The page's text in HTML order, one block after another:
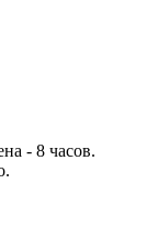
- 8 часов.